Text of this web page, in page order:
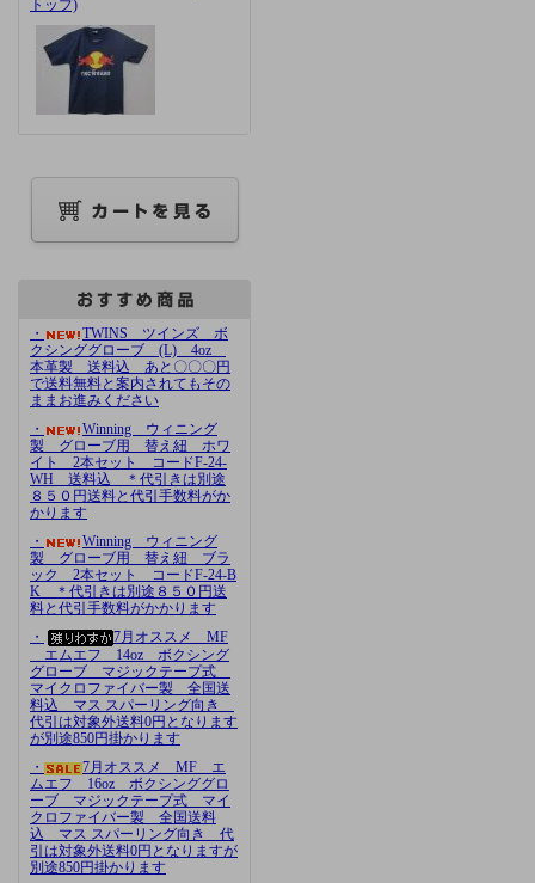
トップ)
・
TWINS ツインズ ボ
クシンググローブ (L) 4oz
本革製 送料込 あと〇〇〇円
で送料無料と案内されてもその
ままお進みください
・
Winning ウィニング
製 グローブ用 替え紐 ホワ
イト 2本セット コードF-24-
WH 送料込 ＊代引きは別途
８５０円送料と代引手数料がか
かります
・
Winning ウィニング
製 グローブ用 替え紐 ブラ
ック 2本セット コードF-24-B
K ＊代引きは別途８５０円送
料と代引手数料がかかります
・
7月オススメ MF
エムエフ 14oz ボクシング
グローブ マジックテープ式
マイクロファイバー製 全国送
料込 マス スパーリング向き
代引は対象外送料0円となります
が別途850円掛かります
・
7月オススメ MF エ
ムエフ 16oz ボクシンググロ
ーブ マジックテープ式 マイ
クロファイバー製 全国送料
込 マス スパーリング向き 代
引は対象外送料0円となりますが
別途850円掛かります